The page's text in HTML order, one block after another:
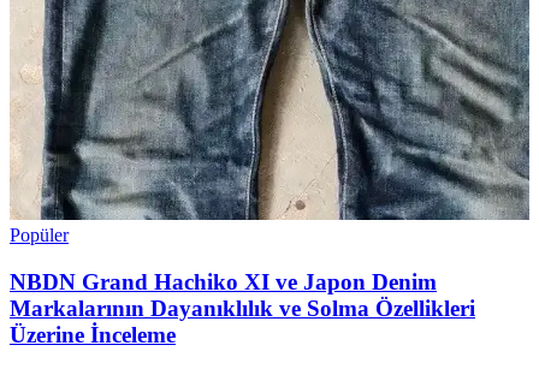
Popüler
NBDN Grand Hachiko XI ve Japon Denim
Markalarının Dayanıklılık ve Solma Özellikleri
Üzerine İnceleme